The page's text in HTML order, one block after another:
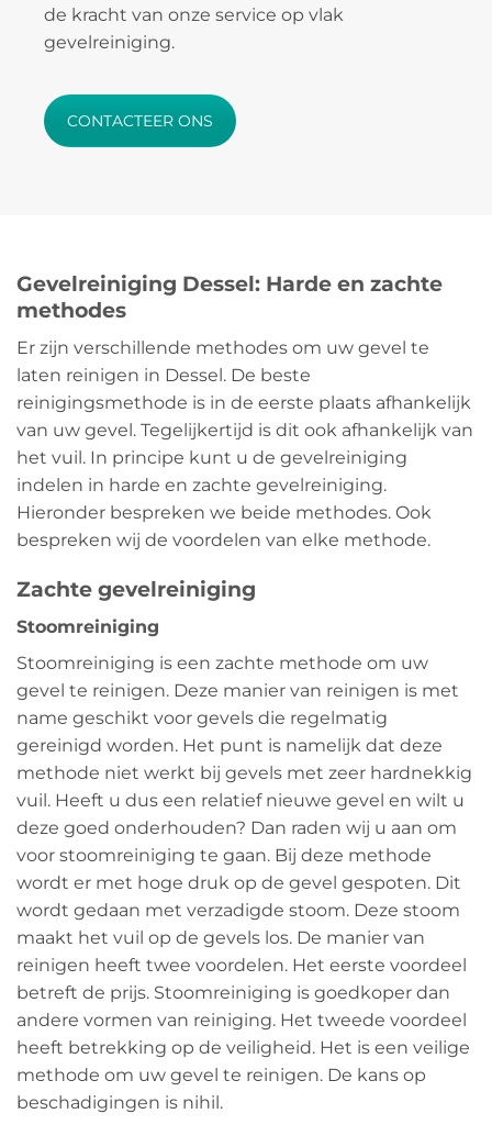
de kracht van onze service op vlak
gevelreiniging.
CONTACTEER ONS
Gevelreiniging Dessel: Harde en zachte
methodes
Er zijn verschillende methodes om uw gevel te
laten reinigen in Dessel. De beste
reinigingsmethode is in de eerste plaats afhankelijk
van uw gevel. Tegelijkertijd is dit ook afhankelijk van
het vuil. In principe kunt u de gevelreiniging
indelen in harde en zachte gevelreiniging.
Hieronder bespreken we beide methodes. Ook
bespreken wij de voordelen van elke methode.
Zachte gevelreiniging
Stoomreiniging
Stoomreiniging is een zachte methode om uw
gevel te reinigen. Deze manier van reinigen is met
name geschikt voor gevels die regelmatig
gereinigd worden. Het punt is namelijk dat deze
methode niet werkt bij gevels met zeer hardnekkig
vuil. Heeft u dus een relatief nieuwe gevel en wilt u
deze goed onderhouden? Dan raden wij u aan om
voor stoomreiniging te gaan. Bij deze methode
wordt er met hoge druk op de gevel gespoten. Dit
wordt gedaan met verzadigde stoom. Deze stoom
maakt het vuil op de gevels los. De manier van
reinigen heeft twee voordelen. Het eerste voordeel
betreft de prijs. Stoomreiniging is goedkoper dan
andere vormen van reiniging. Het tweede voordeel
heeft betrekking op de veiligheid. Het is een veilige
methode om uw gevel te reinigen. De kans op
beschadigingen is nihil.